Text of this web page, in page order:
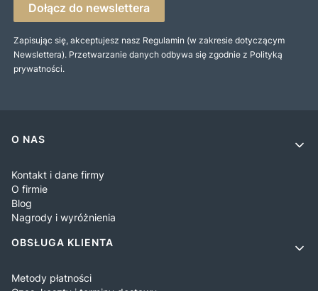
Dołącz do newslettera
Zapisując się, akceptujesz nasz Regulamin (w zakresie dotyczącym
Newslettera). Przetwarzanie danych odbywa się zgodnie z Polityką
prywatności.
Linki w stopce
O NAS
Kontakt i dane firmy
O firmie
Blog
Nagrody i wyróżnienia
OBSŁUGA KLIENTA
Metody płatności